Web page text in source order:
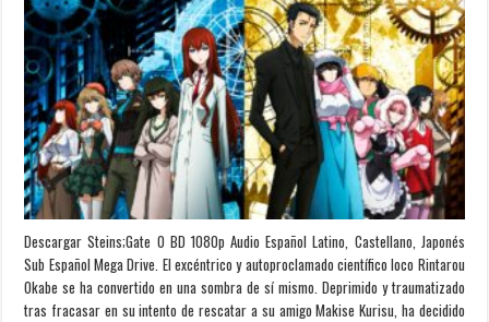
Descargar Steins;Gate 0 BD 1080p Audio Español Latino, Castellano, Japonés
Sub Español Mega Drive. El excéntrico y autoproclamado científico loco Rintarou
Okabe se ha convertido en una sombra de sí mismo. Deprimido y traumatizado
tras fracasar en su intento de rescatar a su amigo Makise Kurisu, ha decidido